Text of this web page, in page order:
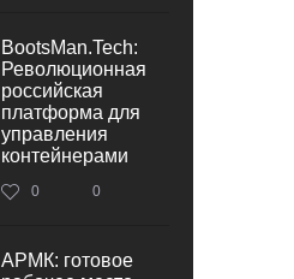
BootsMan.Tech:
Революционная
российская
платформа для
управления
контейнерами
0 0
АРМК: готовое